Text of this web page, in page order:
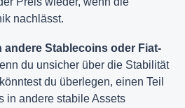
nachlässt.
andere Stablecoins oder Fiat-
du unsicher über die Stabilität
du überlegen, einen Teil
in andere stabile Assets